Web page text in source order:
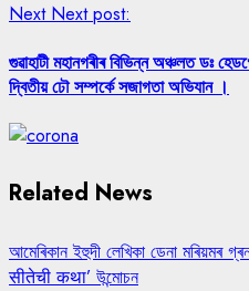
Next Next post:
গুৱাহাটী মহানগৰীৰ বিভিন্ন অঞ্চলত ডঃ
দ্বিতীয় ঢৌ সম্পৰ্কে সজাগতা অভিযান ।
Related News
আমেৰিকান ইহুদী লেখিকা ডেনা মৰিয়মৰ
सीतेची कथा’ উন্মোচন